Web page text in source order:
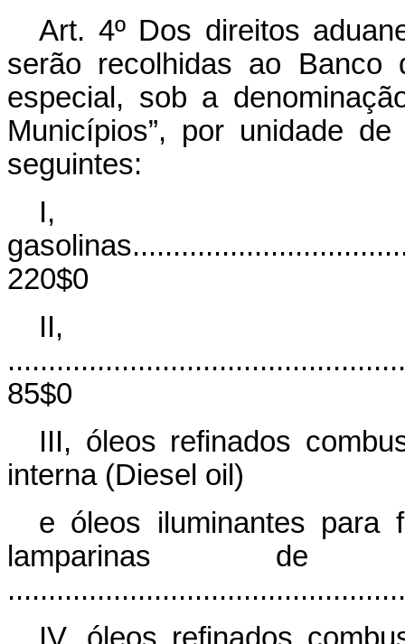
Art. 4º Dos direitos
serão recolhidas ao
especial, sob a
Municípios”, por unidade
seguintes:
I,
220$0
II,
85$0
III, óleos refinados
interna (Diesel oil)
e óleos iluminantes para
lamparinas